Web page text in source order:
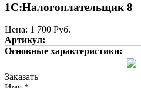
1С:Налогоплательщик 8
Цена: 1 700 Руб.
Артикул:
Основные характеристики:
Заказать